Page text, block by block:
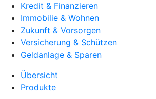
Kredit & Finanzieren
Immobilie & Wohnen
Zukunft & Vorsorgen
Versicherung & Schützen
Geldanlage & Sparen
Übersicht
Produkte